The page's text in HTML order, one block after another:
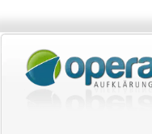
springen